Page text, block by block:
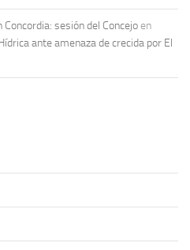
sesión del Concejo en
ante amenaza de crecida por El